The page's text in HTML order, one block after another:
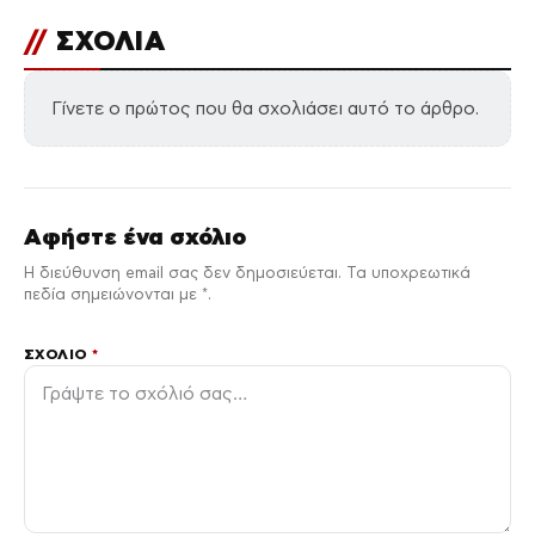
// ΣΧΟΛΙΑ
Γίνετε ο πρώτος που θα σχολιάσει αυτό το άρθρο.
Αφήστε ένα σχόλιο
Η διεύθυνση email σας δεν δημοσιεύεται. Τα υποχρεωτικά
πεδία σημειώνονται με *.
ΣΧΌΛΙΟ*